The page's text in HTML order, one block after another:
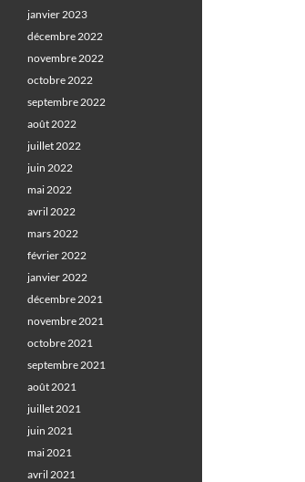
janvier 2023
décembre 2022
novembre 2022
octobre 2022
septembre 2022
août 2022
juillet 2022
juin 2022
mai 2022
avril 2022
mars 2022
février 2022
janvier 2022
décembre 2021
novembre 2021
octobre 2021
septembre 2021
août 2021
juillet 2021
juin 2021
mai 2021
avril 2021